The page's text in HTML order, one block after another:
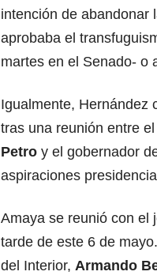
intención de abandonar
aprobaba el
martes en el Senado- o
Igualmente, Hernández
tras una reunión entre
Petro y el gobernador
aspiraciones
Amaya se reunió con el
tarde de este 6 de
del Interior, Armando